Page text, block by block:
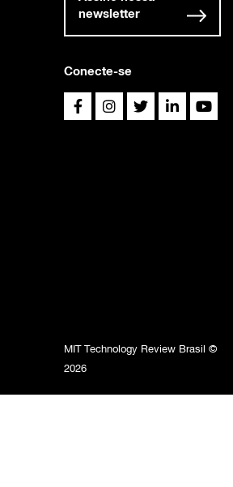
Conecte-se
newsletter
MIT Technology Review Brasil ©
2026